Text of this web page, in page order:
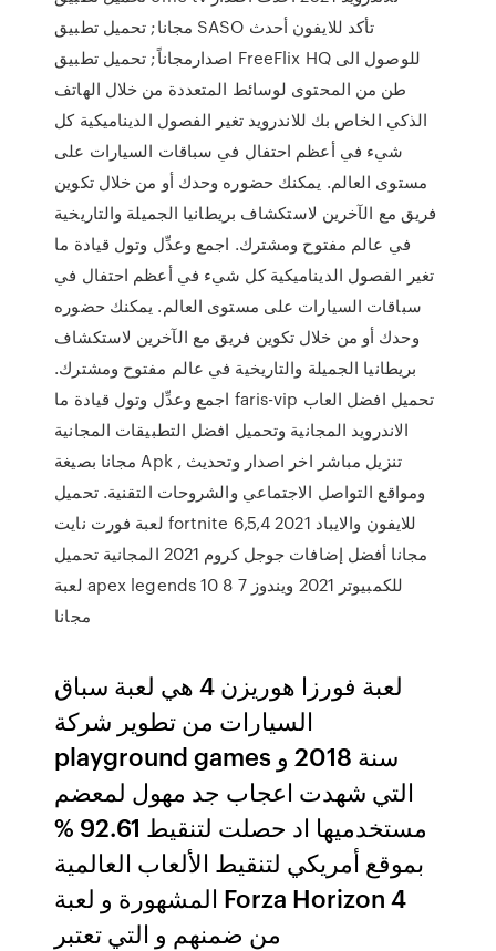
مجانا; تحميل تطبيق SASO تأكد للايفون أحدث
اصدارمجاناً; تحميل تطبيق FreeFlix HQ للوصول الى
طن من المحتوى لوسائط المتعددة من خلال الهاتف
الذكي الخاص بك للاندرويد تغير الفصول الديناميكية كل
شيء في أعظم احتفال في سباقات السيارات على
مستوى العالم. يمكنك حضوره وحدك أو من خلال تكوين
فريق مع الآخرين لاستكشاف بريطانيا الجميلة والتاريخية
في عالم مفتوح ومشترك. اجمع وعدِّل وتول قيادة ما
تغير الفصول الديناميكية كل شيء في أعظم احتفال في
سباقات السيارات على مستوى العالم. يمكنك حضوره
وحدك أو من خلال تكوين فريق مع الآخرين لاستكشاف
بريطانيا الجميلة والتاريخية في عالم مفتوح ومشترك.
اجمع وعدِّل وتول قيادة ما faris-vip تحميل افضل العاب
الاندرويد المجانية وتحميل افضل التطبيقات المجانية
مجانا بصيغة Apk تنزيل مباشر اخر اصدار وتحديث ,
ومواقع التواصل الاجتماعي والشروحات التقنية. تحميل
لعبة فورت نايت fortnite للايفون والايباد 2021 6,5,4
مجانا أفضل إضافات جوجل كروم 2021 المجانية تحميل
لعبة apex legends للكمبيوتر 2021 ويندوز 7 8 10
مجانا
لعبة فورزا هوريزن 4 هي لعبة سباق
السيارات من تطوير شركة
playground games سنة 2018 و
التي شهدت اعجاب جد مهول لمعضم
مستخدميها اد حصلت لتنقيط 92.61 %
بموقع أمريكي لتنقيط الألعاب العالمية
المشهورة و لعبة Forza Horizon 4
من ضمنهم و التي تعتبر